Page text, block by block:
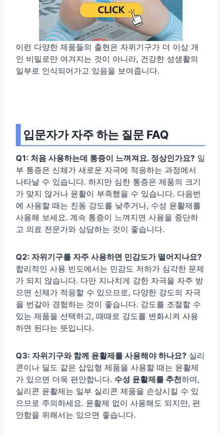
이런 다양한 제품들의 출현은 자위기구가 더 이상 개
인 비밀로만 여겨지는 것이 아니라, 건강한 성생활의
일부로 인식되어가고 있음을 보여줍니다.
입문자가 자주 하는 질문 FAQ
Q1: 처음 사용하는데 통증이 느껴져요. 정상인가요? 일
부 통증은 신체가 새로운 자극에 적응하는 과정에서
나타날 수 있습니다. 하지만 심한 통증은 제품의 크기
가 맞지 않거나 윤활이 부족했을 수 있습니다. 다음번
에 사용할 때는 진동 강도를 낮추거나, 수성 윤활제를
사용해 보세요. 계속 통증이 느껴지면 사용을 중단하
고 의료 전문가와 상담하는 것이 좋습니다.
Q2: 자위기구를 자주 사용하면 민감도가 떨어지나요?
합리적인 사용 빈도에서는 민감도 저하가 심각한 문제
가 되지 않습니다. 다만 지나치게 강한 자극을 자주 받
으면 신체가 적응할 수 있으므로, 다양한 강도의 자극
을 번갈아 경험하는 것이 좋습니다. 강도를 조절할 수
있는 제품을 선택하고, 때때로 강도를 변화시켜 사용
하면 된다는 뜻입니다.
Q3: 자위기구와 함께 윤활제를 사용해야 하나요? 실리
콘이나 딜도 같은 삽입형 제품을 사용할 때는 윤활제
가 있으면 더욱 편안합니다. 수성 윤활제를 추천하며,
실리콘 윤활제는 일부 실리콘 제품을 손상시킬 수 있
으므로 주의하세요. 윤활제 없이 사용해도 되지만, 편
안함을 위해서는 있으면 좋습니다.